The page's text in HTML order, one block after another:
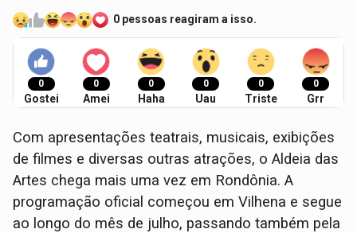
0 pessoas reagiram a isso.
0
Gostei
0
Amei
0
Haha
0
Uau
0
Triste
0
Grr
Com apresentações teatrais, musicais, exibições
de filmes e diversas outras atrações, o Aldeia das
Artes chega mais uma vez em Rondônia. A
programação oficial começou em Vilhena e segue
ao longo do mês de julho, passando também pela